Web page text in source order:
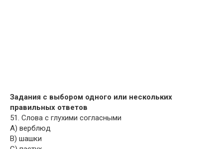
Задания с выбором одного или нескольких
правильных ответов
51. Слова с глухими согласными
A) верблюд
B) шашки